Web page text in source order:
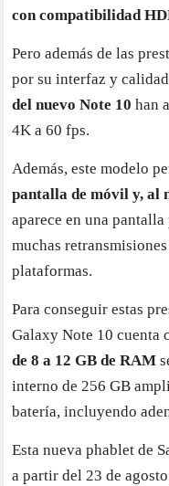
con compatibilidad
Pero además de las
por su interfaz y
del nuevo Note 10 han
4K a 60 fps.
Además, este modelo
pantalla de móvil y, al
aparece en una
muchas
plataformas.
Para conseguir estas
Galaxy Note 10 cuenta
de 8 a 12 GB de RAM
interno de 256 GB
batería, incluyendo
Esta nueva phablet de
a partir del 23 de